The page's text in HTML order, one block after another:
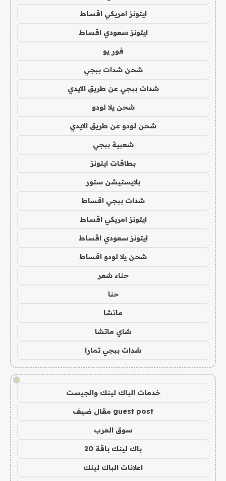
ايتونز امريكي اقساط
ايتونز سعودي اقساط
فور يو
شحن شدات ببجي
شدات ببجي عن طريق الايدي
شحن يلا لودو
شحن لودو عن طريق الايدي
شعبية ببجي
بطاقات ايتونز
بلايستيشن ستور
شدات ببجي اقساط
ايتونز امريكي اقساط
ايتونز سعودي اقساط
شحن يلا لودو اقساط
حناء شعر
حنا
ماتشا
شاي ماتشا
شدات ببجي تمارا
!
خدمات الباك لينك والجيست
guest post مقال ضيف
سوق العرب
باك لينك باقة 20
اعلانات الباك لينك